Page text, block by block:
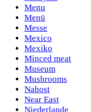
Menu
Menü
Messe
Mexico
Mexiko
Minced meat
Museum
Mushrooms
Nahost
Near East
Niederlande